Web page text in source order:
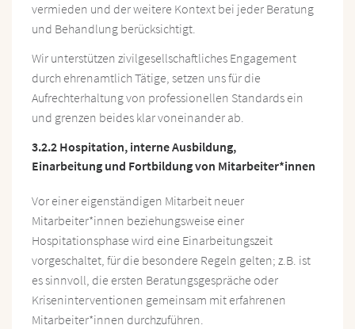
vermieden und der weitere Kontext bei jeder Beratung
und Behandlung berücksichtigt.
Wir unterstützen zivilgesellschaftliches Engagement
durch ehrenamtlich Tätige, setzen uns für die
Aufrechterhaltung von professionellen Standards ein
und grenzen beides klar voneinander ab.
3.2.2 Hospitation, interne Ausbildung,
Einarbeitung und Fortbildung von Mitarbeiter*innen
Vor einer eigenständigen Mitarbeit neuer
Mitarbeiter*innen beziehungsweise einer
Hospitationsphase wird eine Einarbeitungszeit
vorgeschaltet, für die besondere Regeln gelten; z.B. ist
es sinnvoll, die ersten Beratungsgespräche oder
Kriseninterventionen gemeinsam mit erfahrenen
Mitarbeiter*innen durchzuführen.